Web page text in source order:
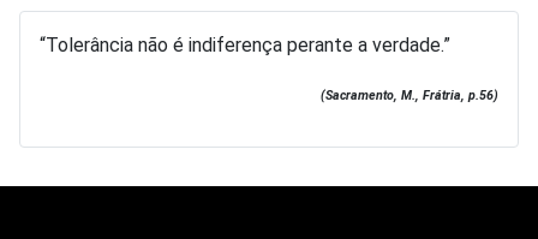
“Tolerância não é indiferença perante a verdade.”
(Sacramento, M., Frátria, p.56)